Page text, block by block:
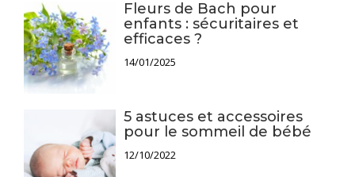
Fleurs de Bach pour
enfants : sécuritaires et
efficaces ?
14/01/2025
5 astuces et accessoires
pour le sommeil de bébé
12/10/2022